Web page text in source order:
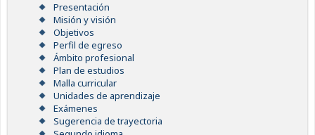
Presentación
Misión y visión
Objetivos
Perfil de egreso
Ámbito profesional
Plan de estudios
Malla curricular
Unidades de aprendizaje
Exámenes
Sugerencia de trayectoria